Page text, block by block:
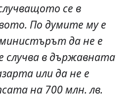
се в
По думите му е
да не е
случва в държавната
или да не е
на 700 млн. лв.